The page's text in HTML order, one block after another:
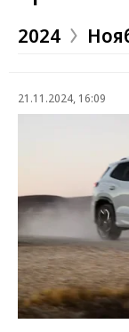
2024
21.11.2024, 16:09